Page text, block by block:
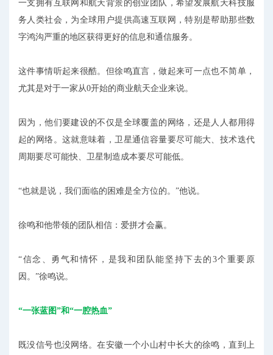
一支拥有互联网和航天背景的创业团队，希望发展航天科技服
务人类社会，为全球用户提供高速互联网，特别是帮助那些数
字鸿沟严重的地区获得更好的信息和通信服务。
这件事情听起来很酷。但徐鸣直言，做起来可一点也不简单，
尤其是对于一家从0开始的商业航天企业来说。
因为，他们要建设的不仅是全球覆盖的网络，还是人人都用得
起的网络。这就意味着，卫星通信容量要尽可能大、技术迭代
周期要尽可能快、卫星制造成本要尽可能低。
“也就是说，我们面临的困难是全方位的。”他说。
徐鸣和他带领的团队相信：爱拼才会赢。
“信念、勇气和情怀，是我和团队能坚持下去的3个重要原
因。”徐鸣说。
“一张蓝图”和“一腔热血”
既没信号也没网络。在安徽一个小山村中长大的徐鸣，直到上